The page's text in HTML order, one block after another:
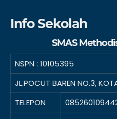
Info Sekolah
SMAS
NSPN : 10105395
JL.POCUT BAREN NO.3,
TELEPON